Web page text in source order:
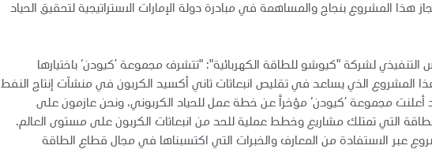
هذا المشروع بنجاح والمساهمة في مبادرة دولة الإمارات الاستراتيجية لتحقيق الحياد
التنفيذي لشركة "كيوشو للطاقة الكهربائية": "تتشرف مجموعة ’كيودن‘ باختيارها
الذي يساعد في تقليص انبعاثات ثاني أكسيد الكربون في منشآت إنتاج النفط
بنسبة تزيد عن 30%. لقد أعلنت مجموعة ’كيودن‘ مؤخراً عن خطة عمل للحياد الكربوني، ونحن عازمون على
التي تمتلك مشاريع وخطط عملية للحد من انبعاثات الكربون على مستوى العالم.
عبر الاستفادة من المعارف والخبرات التي اكتسبناها في مجال قطاع الطاقة